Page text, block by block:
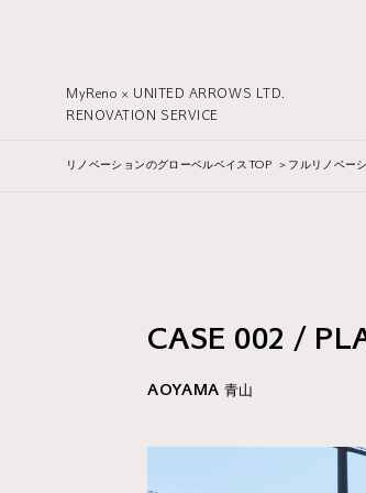
MyReno × UNITED ARROWS LTD.
RENOVATION SERVICE
リノベーションのグローベルベイスTOP フルリノベー
CASE 002 /
AOYAMA 青山